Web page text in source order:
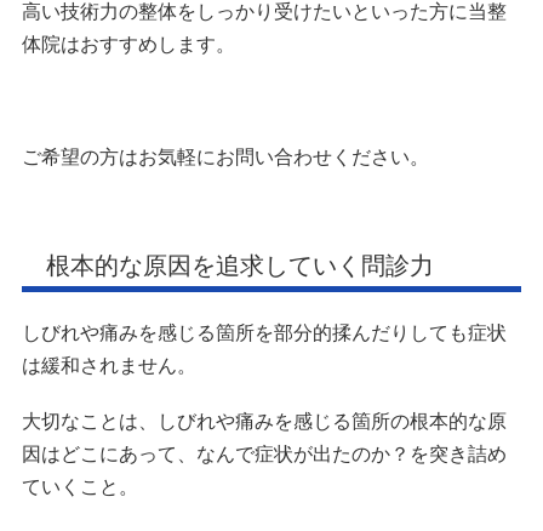
高い技術力の整体をしっかり受けたいといった方に当整
体院はおすすめします。
ご希望の方はお気軽にお問い合わせください。
根本的な原因を追求していく問診力
しびれや痛みを感じる箇所を部分的揉んだりしても症状
は緩和されません。
大切なことは、しびれや痛みを感じる箇所の根本的な原
因はどこにあって、なんで症状が出たのか？を突き詰め
ていくこと。